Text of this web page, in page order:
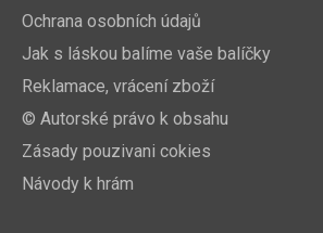
Ochrana osobních údajů
Jak s láskou balíme vaše balíčky
Reklamace, vrácení zboží
© Autorské právo k obsahu
Zásady pouzivani cokies
Návody k hrám